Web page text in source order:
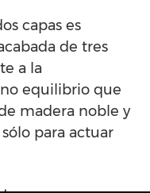
capas es
de tres
a la
equilibrio que
madera noble y
para actuar